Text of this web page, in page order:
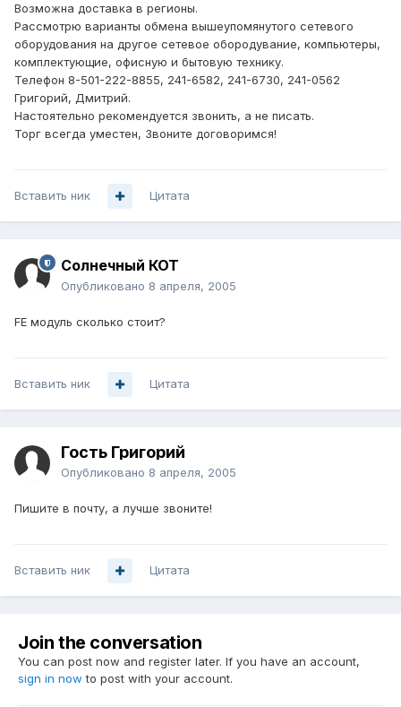
Возможна доставка в регионы.
Рассмотрю варианты обмена вышеупомянутого сетевого
оборудования на другое сетевое обородувание, компьютеры,
комплектующие, офисную и бытовую технику.
Телефон 8-501-222-8855, 241-6582, 241-6730, 241-0562
Григорий, Дмитрий.
Настоятельно рекомендуется звонить, а не писать.
Торг всегда уместен, Звоните договоримся!
Вставить ник Цитата
Солнечный КОТ
Опубликовано 8 апреля, 2005
FE модуль сколько стоит?
Вставить ник Цитата
Гость Григорий
Опубликовано 8 апреля, 2005
Пишите в почту, а лучше звоните!
Вставить ник Цитата
Join the conversation
You can post now and register later. If you have an account,
sign in now to post with your account.